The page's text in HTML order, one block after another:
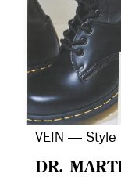
VEIN — Style
DR.